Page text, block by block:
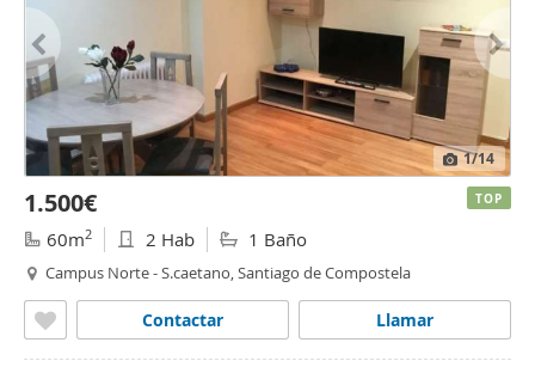
1/14
1.500€
60m2 2 Hab 1 Baño
Campus Norte - S.caetano, Santiago de Compostela
Llamar
Contactar
TOP